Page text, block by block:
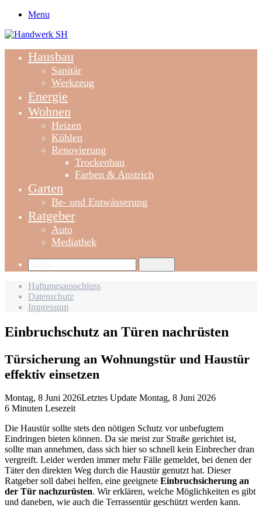
Menu
Hausbau
Sanitär
Werkzeug
Energie
Wohnen
Heizen
Kühlen
Renovierung
Trockenbau
Farben & Anstrich
Garten
Be- und Entwässerung
Ratgeber
Auto
Mediathek
Haftungsausschluss
Datenschutz
Impressum
Einbruchschutz an Türen nachrüsten
Türsicherung an Wohnungstür und Haustür
effektiv einsetzen
Montag, 8 Juni 2026Letztes Update Montag, 8 Juni 2026
6 Minuten Lesezeit
Die Haustür sollte stets den nötigen Schutz vor unbefugtem
Eindringen bieten können. Da sie meist zur Straße gerichtet ist,
sollte man annehmen, dass sich hier so schnell kein Einbrecher dran
vergreift. Leider werden immer mehr Fälle gemeldet, bei denen der
Täter den direkten Weg durch die Haustür genutzt hat. Dieser
Ratgeber soll dabei helfen, eine geeignete Einbruchsicherung an
der Tür nachzurüsten. Wir erklären, welche Möglichkeiten es gibt
und daneben, wie auch die Terrassentür geschützt werden kann.